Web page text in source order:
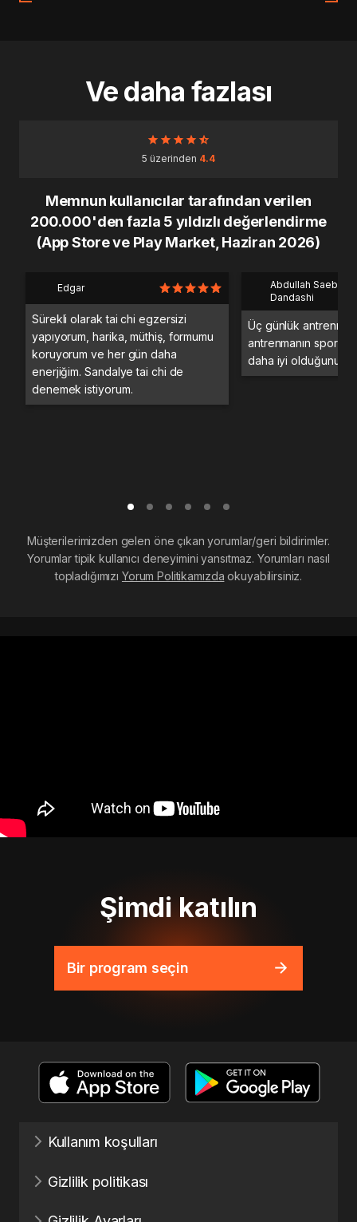
Ve daha fazlası
5 üzerinden 4.4
Memnun kullanıcılar tarafından verilen
200.000'den fazla 5 yıldızlı değerlendirme
(App Store ve Play Market, Haziran 2026)
Edgar
Sürekli olarak tai chi egzersizi
yapıyorum, harika, müthiş, formumu
koruyorum ve her gün daha
enerjiğim. Sandalye tai chi de
denemek istiyorum.
Abdullah Saeb Al
Dandashi
Üç günlük
antrenmanın spor
daha iyi olduğunu
Müşterilerimizden gelen öne çıkan yorumlar/geri bildirimler.
Yorumlar tipik kullanıcı deneyimini yansıtmaz. Yorumları nasıl
topladığımızı Yorum Politikamızda okuyabilirsiniz.
Şimdi katılın
Bir program seçin
Kullanım koşulları
Gizlilik politikası